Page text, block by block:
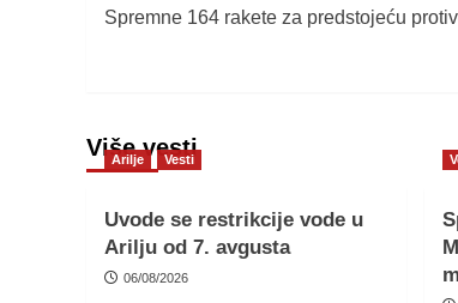
navigation
Spremne 164 rakete za predstojeću
Više vesti
Arilje Vesti
Uvode se restrikcije vode u
Arilju od 7. avgusta
06/08/2026